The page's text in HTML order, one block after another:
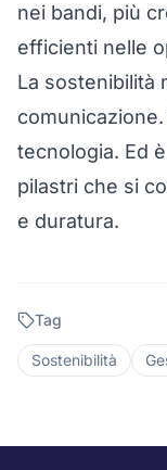
nei bandi, più
efficienti nelle
La sostenibilità
tecnologia. Ed
pilastri che si
e duratura.
Tag
Sostenibilità